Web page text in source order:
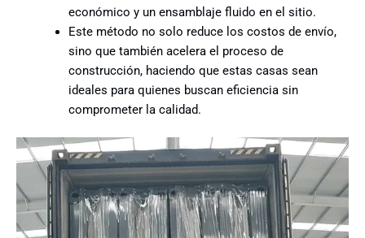
económico y un ensamblaje fluido en el sitio.
Este método no solo reduce los costos de envío,
sino que también acelera el proceso de
construcción, haciendo que estas casas sean
ideales para quienes buscan eficiencia sin
comprometer la calidad.